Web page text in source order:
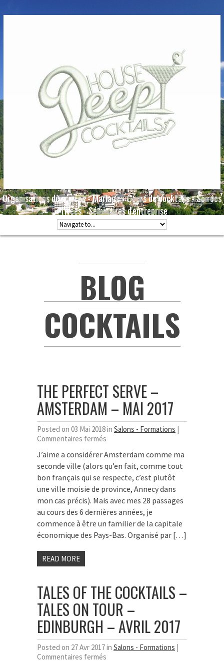
Organisations de soirées - Mariage - Cours de cocktails - Soirées
Privées - Séminaires d'entreprise
BLOG
COCKTAILS
THE PERFECT SERVE –
AMSTERDAM – MAI 2017
Posted on 03 Mai 2018 in Salons - Formations |
Commentaires fermés
Perfect
Serve
–
Amsterdam
–
Mai
2017
J’aime a considérer Amsterdam comme ma
seconde ville (alors qu’en fait, comme tout
bon français qui se respecte, c’est plutôt
une ville moisie de province, Annecy dans
mon cas précis). Mais avec mes 28 passages
au cours des 6 dernières années, je
commence à être un familier de la capitale
économique des Pays-Bas. Organisé par […]
READ MORE
TALES OF THE COCKTAILS –
TALES ON TOUR –
EDINBURGH – AVRIL 2017
Posted on 27 Avr 2017 in Salons - Formations |
Commentaires fermés